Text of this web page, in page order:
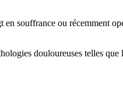
souffrance ou récemment
douloureuses telles